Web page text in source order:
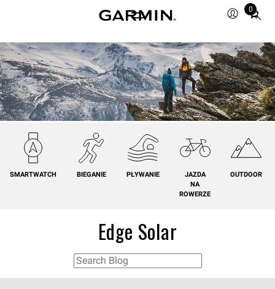
0
Total
in
cart:
0
SMARTWATCH BIEGANIE PŁYWANIE
JAZDA
NA
ROWERZE
OUTDOOR
Edge Solar